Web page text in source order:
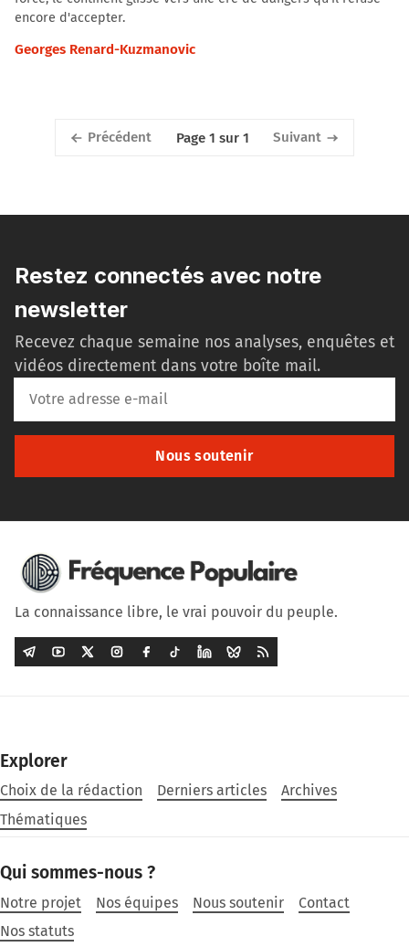
encore d'accepter.
Georges Renard-Kuzmanovic
Précédent Page 1 sur 1 Suivant
Restez connectés avec notre
newsletter
Recevez chaque semaine nos analyses, enquêtes et
vidéos directement dans votre boîte mail.
Nous soutenir
La connaissance libre, le vrai pouvoir du peuple.
Explorer
Choix de la rédaction Derniers articles
Archives
Thématiques
Qui sommes-nous ?
Notre projet Nos équipes Nous soutenir
Contact
Nos statuts